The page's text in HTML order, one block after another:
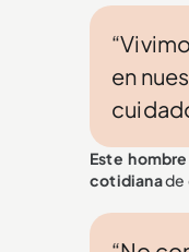
en
Este
cotidianade